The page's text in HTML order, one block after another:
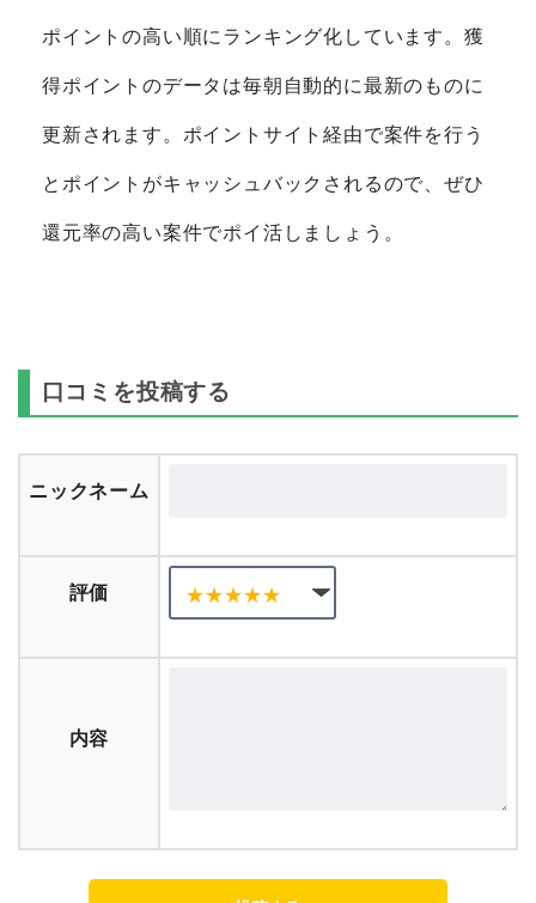
ポイントの高い順にランキング化しています。獲
得ポイントのデータは毎朝自動的に最新のものに
更新されます。ポイントサイト経由で案件を行う
とポイントがキャッシュバックされるので、ぜひ
還元率の高い案件でポイ活しましょう。
口コミを投稿する
ニックネーム
評価
内容